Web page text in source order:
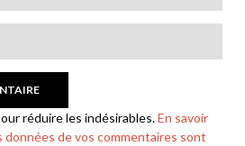
réduire les indésirables.En savoir
données de vos commentaires sont